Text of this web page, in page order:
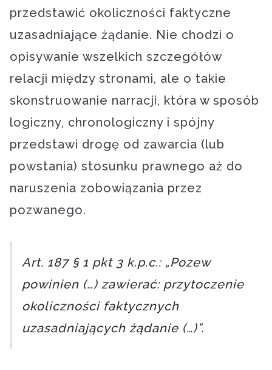
przedstawić okoliczności faktyczne
uzasadniające żądanie. Nie chodzi o
opisywanie wszelkich szczegółów
relacji między stronami, ale o takie
skonstruowanie narracji, która w sposób
logiczny, chronologiczny i spójny
przedstawi drogę od zawarcia (lub
powstania) stosunku prawnego aż do
naruszenia zobowiązania przez
pozwanego.
Art. 187 § 1 pkt 3 k.p.c.: „Pozew
powinien (…) zawierać: przytoczenie
okoliczności faktycznych
uzasadniających żądanie (…)”.